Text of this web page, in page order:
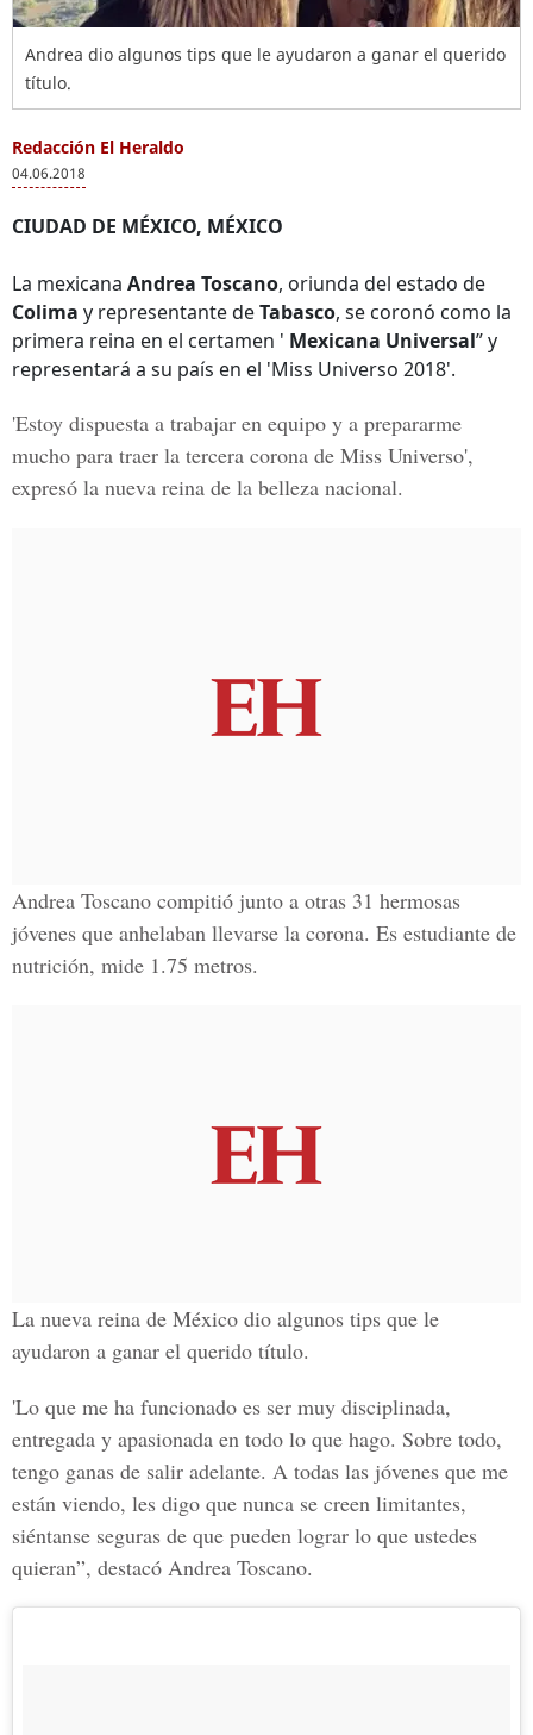
Andrea dio algunos tips que le ayudaron a ganar el querido
título.
Redacción El Heraldo
04.06.2018
CIUDAD DE MÉXICO, MÉXICO
La mexicana Andrea Toscano, oriunda del estado de
Colima y representante deTabasco, se coronó como la
primera reina en el certamen ' Mexicana Universal” y
representará a su país en el 'Miss Universo 2018'.
'Estoy dispuesta a trabajar en equipo y a prepararme
mucho para traer la tercera corona de Miss Universo',
expresó la nueva reina de la belleza nacional.
Andrea Toscano compitió junto a otras 31 hermosas
jóvenes que anhelaban llevarse la corona. Es estudiante de
nutrición, mide 1.75 metros.
La nueva reina de México dio algunos tips que le
ayudaron a ganar el querido título.
'Lo que me ha funcionado es ser muy disciplinada,
entregada y apasionada en todo lo que hago. Sobre todo,
tengo ganas de salir adelante. A todas las jóvenes que me
están viendo, les digo que nunca se creen limitantes,
siéntanse seguras de que pueden lograr lo que ustedes
quieran”, destacó Andrea Toscano.